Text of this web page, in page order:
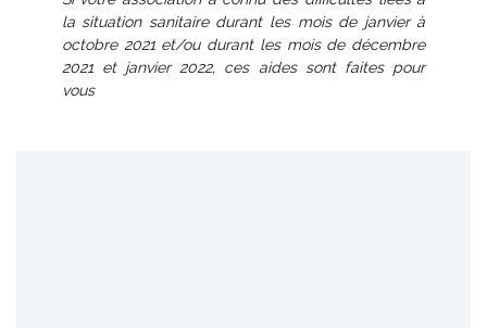
la situation sanitaire durant les mois de janvier à
octobre 2021 et/ou durant les mois de décembre
2021 et janvier 2022, ces aides sont faites pour
vous